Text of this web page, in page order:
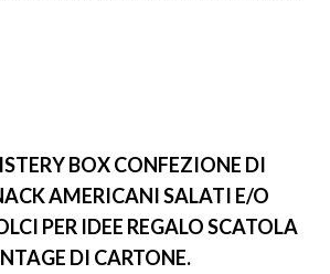
BOX CONFEZIONE DI
AMERICANI SALATI E/O
PER IDEE REGALO SCATOLA
DI CARTONE.